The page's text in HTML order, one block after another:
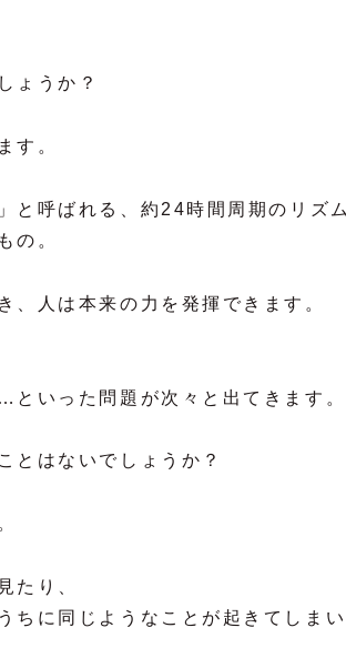
ょうか？
す。
と呼ばれる、約24時間周期のリズ
の。
、人は本来の力を発揮できます。
いった問題が次々と出てきます。
とはないでしょうか？
たり、
に同じようなことが起きてしまい